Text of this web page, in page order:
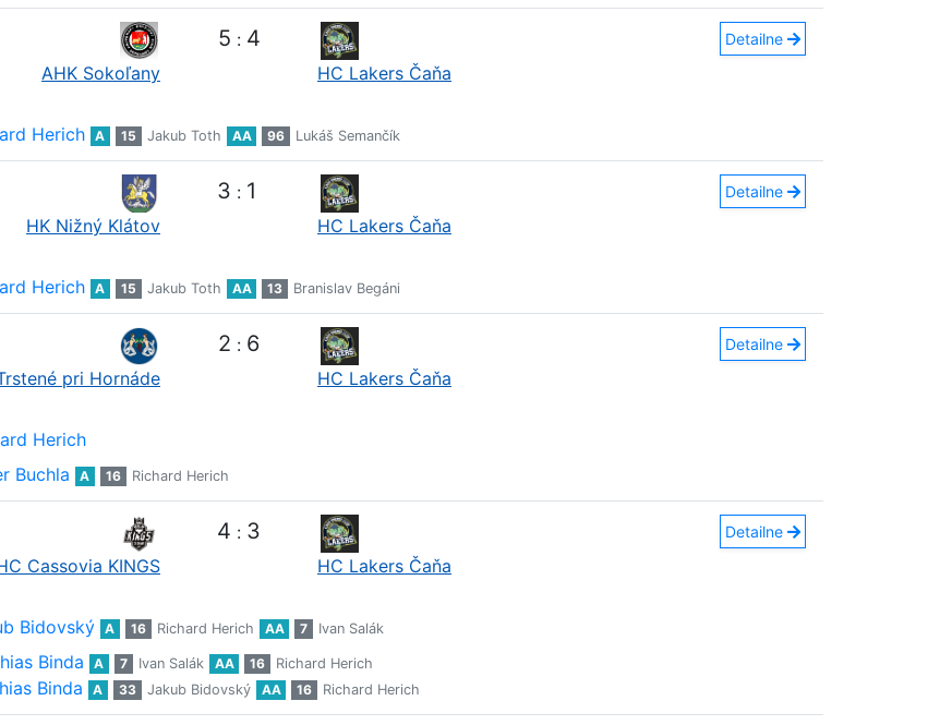
AHK Sokoľany
5 : 4
HC Lakers Čaňa
Detailne
Herich A 15 Jakub Toth AA 96 Lukáš Semančík
HK Nižný Klátov
3 : 1
HC Lakers Čaňa
Detailne
Herich A 15 Jakub Toth AA 13 Branislav Begáni
pri Hornáde
2 : 6
HC Lakers Čaňa
Detailne
Herich
Buchla A 16 Richard Herich
Cassovia KINGS
4 : 3
HC Lakers Čaňa
Detailne
Bidovský A 16 Richard Herich AA 7 Ivan Salák
Binda A 7 Ivan Salák AA 16
Richard Herich
Binda A 33 Jakub Bidovský AA 16 Richard Herich